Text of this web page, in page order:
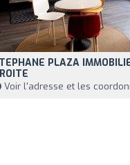
PLAZA
Voir l'adresse et les